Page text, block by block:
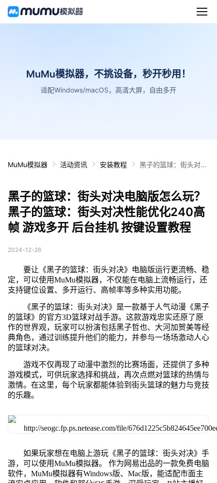
MuMu模拟器，不挑设备，秒开秒用！
适配Windows/macOS，高清大屏，自由多开
MuMu模拟器 活动资讯 安装教程
黑子的篮球：街头对决
化240高帧 游戏多开
后台挂机 按键设置教程
黑子的篮球：街头对决电脑版怎么玩？
黑子的篮球：街头对决性能优化240高
帧 游戏多开 后台挂机 按键设置教程
2024-12-26
要让《黑子的篮球：街头对决》电脑版运行更流畅、稳
定，可以使用MuMu模拟器，不仅能在电脑上流畅运行，还
支持键位设置、多开运行、高帧率等多种实用功能。
《黑子的篮球：街头对决》是一款基于人气动漫《黑子
的篮球》的官方3D篮球对战手游。这款游戏忠实还原了原
作的世界观，玩家可以扮演包括黑子哲也、大河加贺美等经
典角色，通过训练提升他们的能力，并参与一场场激动人心
的篮球对决。
游戏不仅再现了动漫中激烈的比赛场面，还提供了多种
游戏模式，可供玩家选择和挑战，再次点燃对篮球的热情与
激情。在这里，每个玩家都能体验到街头篮球的魅力与竞技
的乐趣。
如果玩家想在电脑上游玩《黑子的篮球：街头对决》手
游，可以使用MuMu模拟器。 作为网易出品的一款免费电脑
软件，MuMu模拟器有Windows版、Mac版，能适配市面主